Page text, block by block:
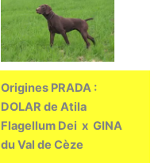
Origines PRADA :
DOLAR de Atila
Flagellum Dei x GINA
du Val de Cèze